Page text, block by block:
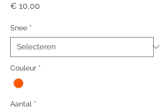
€ 10,00
Snee *
Couleur *
Aantal *